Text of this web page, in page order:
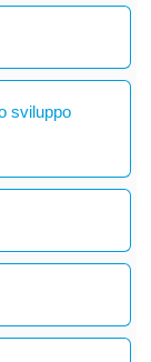
sviluppo